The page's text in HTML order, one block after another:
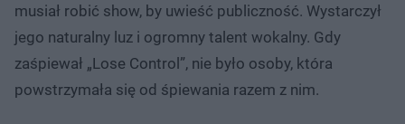
musiał robić show, by uwieść publiczność. Wystarczył
jego naturalny luz i ogromny talent wokalny. Gdy
zaśpiewał „Lose Control”, nie było osoby, która
powstrzymała się od śpiewania razem z nim.